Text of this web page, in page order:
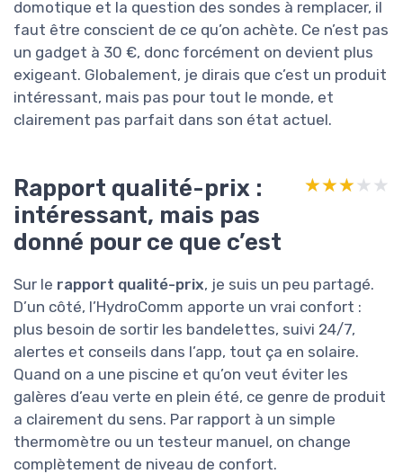
domotique et la question des sondes à remplacer, il
faut être conscient de ce qu’on achète. Ce n’est pas
un gadget à 30 €, donc forcément on devient plus
exigeant. Globalement, je dirais que c’est un produit
intéressant, mais pas pour tout le monde, et
clairement pas parfait dans son état actuel.
Rapport qualité-prix :
intéressant, mais pas
donné pour ce que c’est
★★★★★
★★★★★
Sur le rapport qualité-prix, je suis un peu partagé.
D’un côté, l’HydroComm apporte un vrai confort :
plus besoin de sortir les bandelettes, suivi 24/7,
alertes et conseils dans l’app, tout ça en solaire.
Quand on a une piscine et qu’on veut éviter les
galères d’eau verte en plein été, ce genre de produit
a clairement du sens. Par rapport à un simple
thermomètre ou un testeur manuel, on change
complètement de niveau de confort.